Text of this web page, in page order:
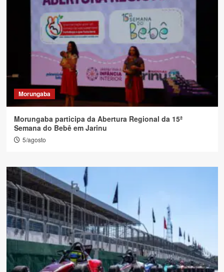
Morungaba
Morungaba participa da Abertura Regional da 15ª
Semana do Bebê em Jarinu
5/agosto